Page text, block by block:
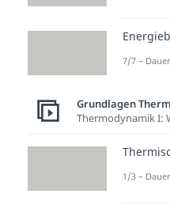
die
7/7 –
Grundlagen
Thermodynamik I:
1/3 –